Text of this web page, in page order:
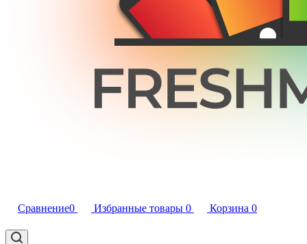
Сравнение0 Избранные товары 0 Корзина 0